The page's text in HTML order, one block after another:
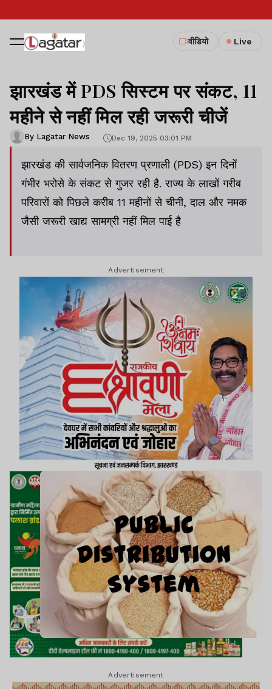
वीडियो Live
झारखंड में PDS सिस्टम पर संकट, 11
महीने से नहीं मिल रही जरूरी चीजें
By Lagatar News Dec 19, 2025 03:01 PM
झारखंड की सार्वजनिक वितरण प्रणाली (PDS) इन दिनों
गंभीर भरोसे के संकट से गुजर रही है. राज्य के लाखों गरीब
परिवारों को पिछले करीब 11 महीनों से चीनी, दाल और नमक
जैसी जरूरी खाद्य सामग्री नहीं मिल पाई है
Advertisement
Advertisement